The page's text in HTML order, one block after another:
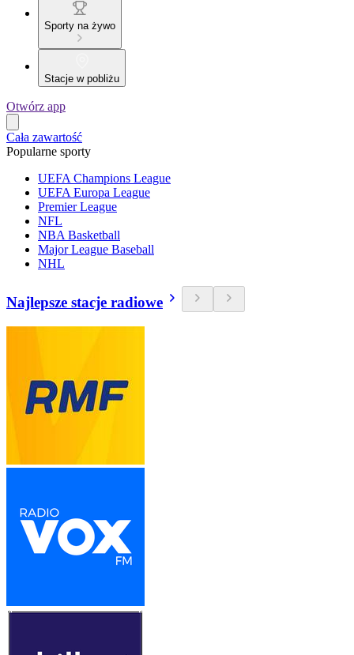
Sporty na żywo
Stacje w pobliżu
Otwórz app
Cała zawartość
Popularne sporty
UEFA Champions League
UEFA Europa League
Premier League
NFL
NBA Basketball
Major League Baseball
NHL
Najlepsze stacje radiowe